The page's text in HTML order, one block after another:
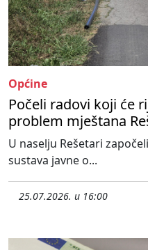
Općine
Počeli radovi koji će
problem mještana
U naselju Rešetari
sustava javne o...
25.07.2026. u 16:00